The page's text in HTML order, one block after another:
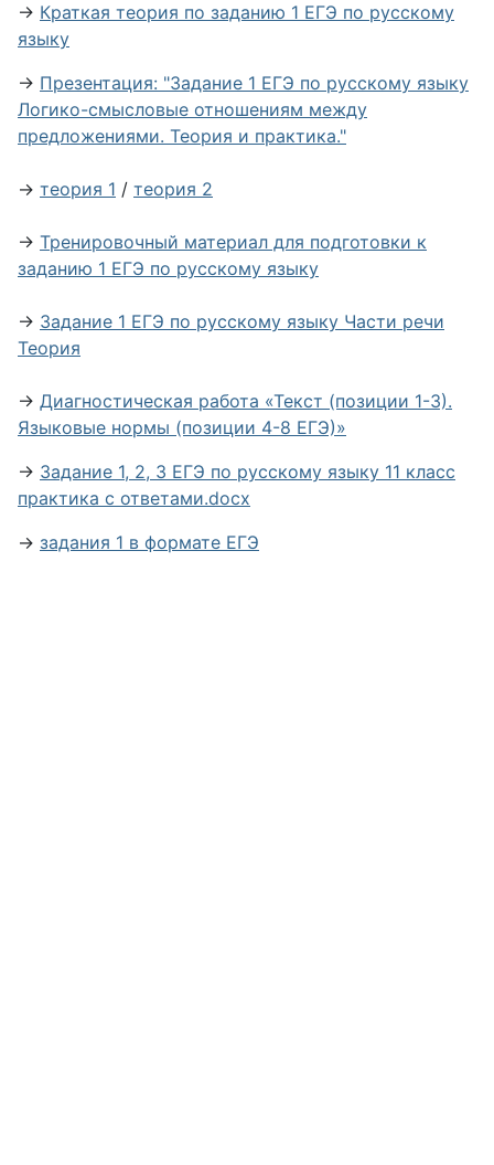
→ Краткая теория по заданию 1 ЕГЭ по русскому
языку
→ Презентация: "Задание 1 ЕГЭ по русскому языку
Логико-смысловые отношениям между
предложениями. Теория и практика."
→ теория 1 / теория 2
→ Тренировочный материал для подготовки к
заданию 1 ЕГЭ по русскому языку
→ Задание 1 ЕГЭ по русскому языку Части речи
Теория
→ Диагностическая работа «Текст (позиции 1-3).
Языковые нормы (позиции 4-8 ЕГЭ)»
→ Задание 1, 2, 3 ЕГЭ по русскому языку 11 класс
практика с ответами.docx
→ задания 1 в формате ЕГЭ